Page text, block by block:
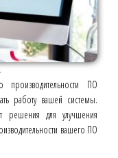
ПО
работу вашей системы.
решения для улучшения
вашего ПО